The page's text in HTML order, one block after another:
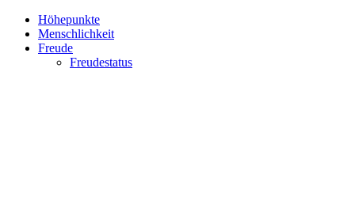
Höhepunkte
Menschlichkeit
Freude
Freudestatus